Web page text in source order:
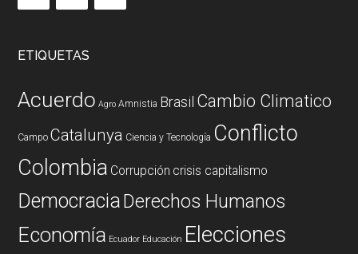
ETIQUETAS
Acuerdo Agro Amnistia Brasil Cambio Climatico
Campo Catalunya Ciencia y Tecnología Conflicto
Colombia Corrupción crisis capitalismo
DemocraciaDerechos Humanos
Economía Ecuador Educación Elecciones